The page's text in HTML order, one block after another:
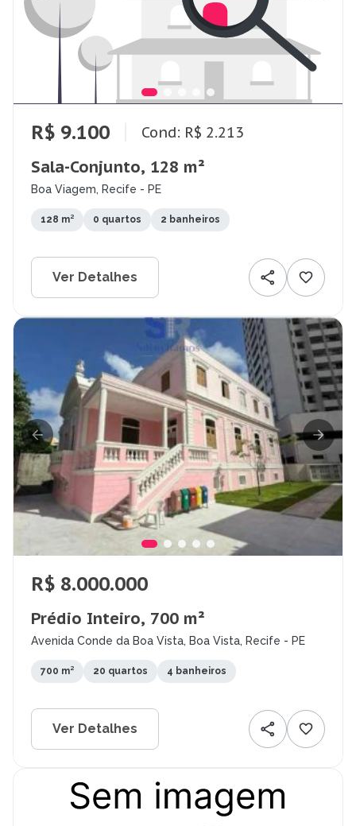
R$ 9.100 Cond: R$ 2.213
Sala-Conjunto, 128 m²
Boa Viagem, Recife - PE
128 m² 0 quartos 2 banheiros
Ver Detalhes
R$ 8.000.000
Prédio Inteiro, 700 m²
Avenida Conde da Boa Vista, Boa Vista, Recife - PE
700 m² 20 quartos 4 banheiros
Ver Detalhes